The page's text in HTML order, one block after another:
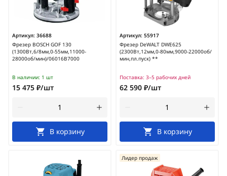
Артикул: 36688
Фрезер BOSCH GOF 130
(1300Вт,6/8мм,0-55мм,11000-
28000об/мин)/06016B7000
В наличии: 1 шт
15 475 ₽/шт
В корзину
Артикул: 55917
Фрезер DeWALT DWE625
(2300Вт,12мм,0-80мм,9000-22000об/
мин,пл.пуск) **
Поставка: 3–5 рабочих дней
62 590 ₽/шт
В корзину
Лидер продаж